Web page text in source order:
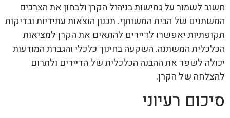
חשוב לשמור על גמישות בניהול הקרן ולבחון את הצרכים
המשתנים של הבית המשותף. תכנון הוצאות עתידיות ובדיקות
תקופתיות יאפשרו לדיירים להתאים את הקרן למציאות
הכלכלית המשתנה. השקעה בחינוך כלכלי והגברת המודעות
יכולה לשפר את ההבנה הכלכלית של הדיירים ולתרום
להצלחה של הקרן.
סיכום רעיוני